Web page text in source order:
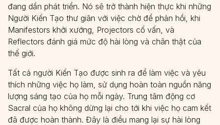
đang dần phát triển. Nó sẽ trở thành hiện thực khi những
Người Kiến Tạo thư giãn với việc chờ để phản hồi, khi
Manifestors khởi xướng, Projectors cố vấn, và
Reflectors đánh giá mức độ hài lòng và chân thật của
thế giới.
Tất cả người Kiến Tạo được sinh ra để làm việc và yêu
thích những việc họ làm, sử dụng hoàn toàn nguồn năng
lượng sáng tạo của họ mỗi ngày. Trung tâm động cơ
Sacral của họ không dừng lại cho tới khi việc họ cam kết
đã được hoàn thành. Đây là điều mang lại sự hài lòng